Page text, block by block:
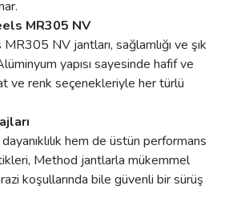
MR305 NV
NV jantları, sağlamlığı ve şık
yapısı sayesinde hafif ve
ve renk seçenekleriyle her türlü
hem de üstün performans
Method jantlarla mükemmel
koşullarında bile güvenli bir sürüş